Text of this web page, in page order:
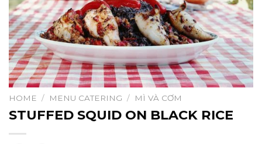
HOME / MENU CATERING / MÌ VÀ CƠM
STUFFED SQUID ON BLACK RICE